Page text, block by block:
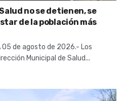
no se detienen, se
de la población más
05 de agosto de 2026.- Los
Municipal de Salud...